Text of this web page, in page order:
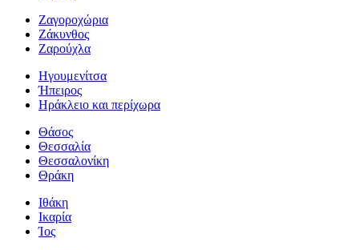
Ζαγοροχώρια
Ζάκυνθος
Ζαρούχλα
Ηγουμενίτσα
Ήπειρος
Ηράκλειο και περίχωρα
Θάσος
Θεσσαλία
Θεσσαλονίκη
Θράκη
Ιθάκη
Ικαρία
Ίος